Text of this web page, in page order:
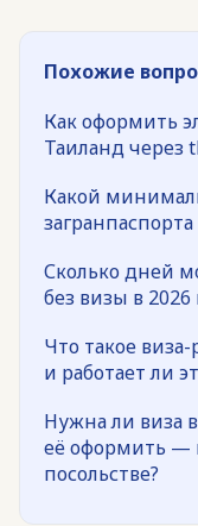
Похожие
Как оформить
Таиланд через
Какой
Сколько дней
без визы в 2026
Что такое
и работает ли
Нужна ли виза
её оформить —
посольстве?